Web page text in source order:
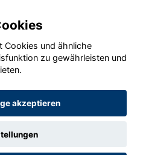
GmbH 2020 - 2026
Cookies und ähnliche
zu gewährleisten und
akzeptieren